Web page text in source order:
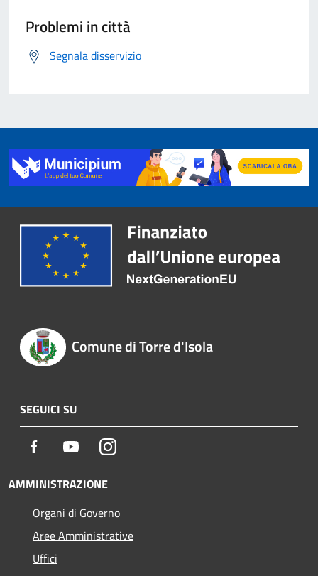
Problemi in città
Segnala disservizio
Comune di Torre d'Isola
SEGUICI SU
Facebook YoutubeInstagram
AMMINISTRAZIONE
Organi di Governo
Aree Amministrative
Uffici